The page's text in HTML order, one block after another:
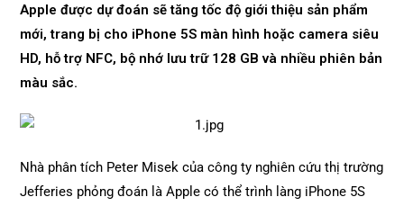
Apple được dự đoán sẽ tăng tốc độ giới thiệu sản phẩm
mới, trang bị cho iPhone 5S màn hình hoặc camera siêu
HD, hỗ trợ NFC, bộ nhớ lưu trữ 128 GB và nhiều phiên bản
màu sắc.
Nhà phân tích Peter Misek của công ty nghiên cứu thị trường
Jefferies phỏng đoán là Apple có thể trình làng iPhone 5S